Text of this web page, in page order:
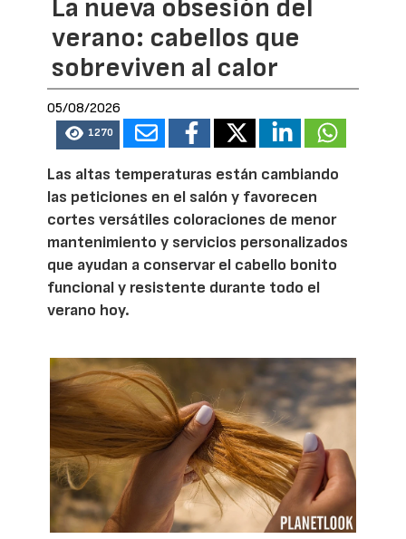
La nueva obsesión del
verano: cabellos que
sobreviven al calor
05/08/2026
1270
Las altas temperaturas están cambiando
las peticiones en el salón y favorecen
cortes versátiles coloraciones de menor
mantenimiento y servicios personalizados
que ayudan a conservar el cabello bonito
funcional y resistente durante todo el
verano hoy.